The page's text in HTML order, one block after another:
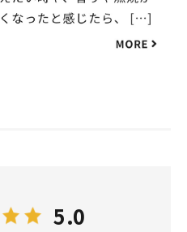
5.0